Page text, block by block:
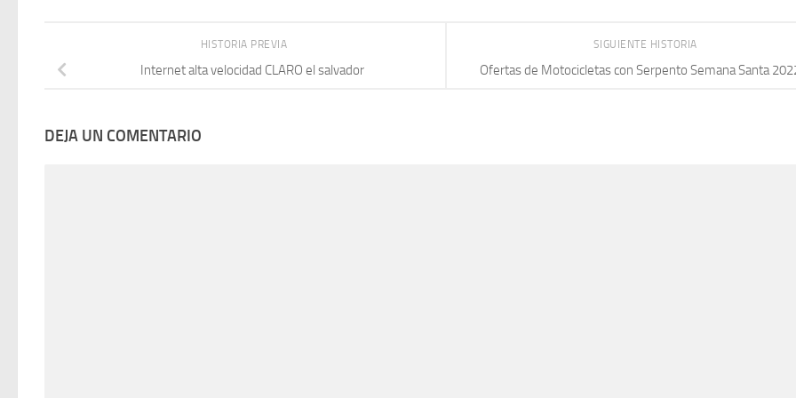
SIGUIENTE HISTORIA
Ofertas de Motocicletas con Serpento Semana Santa
HISTORIA PREVIA
Internet alta velocidad CLARO el salvador
DEJA UN COMENTARIO